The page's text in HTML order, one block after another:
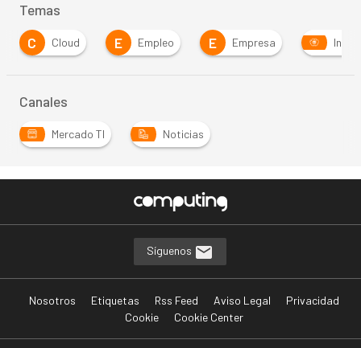
Temas
C
Cloud E Empleo E Empresa
Canales
Mercado TI Noticias
Síguenos
Nosotros Etiquetas Rss Feed Aviso Legal
Privacidad
Cookie
Cookie Center